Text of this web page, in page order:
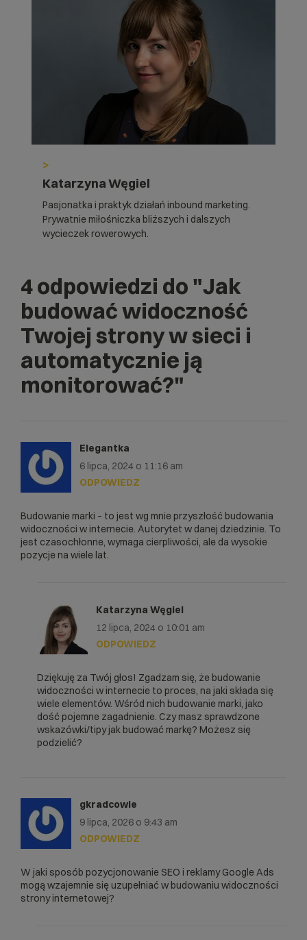
>
Katarzyna Węgiel
Pasjonatka i praktyk działań inbound marketing.
Prywatnie miłośniczka bliższych i dalszych
wycieczek rowerowych.
4 odpowiedzi do "Jak
budować widoczność
Twojej strony w sieci i
automatycznie ją
monitorować?"
Elegantka
6 lipca, 2024 o 11:16 am
Budowanie marki – to jest wg mnie przyszłość budowania
widoczności w internecie. Autorytet w danej dziedzinie. To
jest czasochłonne, wymaga cierpliwości, ale da wysokie
pozycje na wiele lat.
ODPOWIEDZ
Katarzyna Węgiel
12 lipca, 2024 o 10:01 am
Dziękuję za Twój głos! Zgadzam się, że budowanie
widoczności w internecie to proces, na jaki składa się
wiele elementów. Wśród nich budowanie marki, jako
dość pojemne zagadnienie. Czy masz sprawdzone
wskazówki/tipy jak budować markę? Możesz się
podzielić?
ODPOWIEDZ
gkradcowie
9 lipca, 2026 o 9:43 am
W jaki sposób pozycjonowanie SEO i reklamy Google Ads
mogą wzajemnie się uzupełniać w budowaniu widoczności
strony internetowej?
ODPOWIEDZ